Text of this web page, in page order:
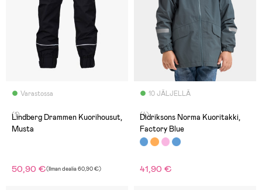
Varastossa
(1)
Lindberg Drammen Kuorihousut,
Musta
50,90 €(Ilman dealia60,90 €)
10 JÄLJELLÄ
(4)
Didriksons Norma Kuoritakki,
Factory Blue
41,90 €